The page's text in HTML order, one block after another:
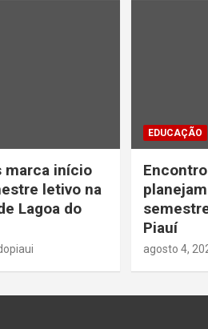
marca início
letivo na
Lagoa do
EDUCAÇÃO
Piauí
agosto 4,